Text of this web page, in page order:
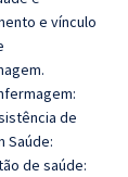
e vínculo
de
Saúde:
de saúde: